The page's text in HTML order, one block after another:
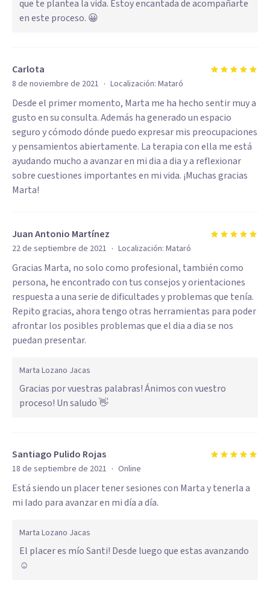
que te plantea la vida. Estoy encantada de acompañarte
en este proceso. 😀
Carlota
8 de noviembre de 2021 · Localización: Mataró
Desde el primer momento, Marta me ha hecho sentir muy a
gusto en su consulta. Además ha generado un espacio
seguro y cómodo dónde puedo expresar mis preocupaciones
y pensamientos abiertamente. La terapia con ella me está
ayudando mucho a avanzar en mi dia a dia y a reflexionar
sobre cuestiones importantes en mi vida. ¡Muchas gracias
Marta!
Juan Antonio Martínez
22 de septiembre de 2021 · Localización: Mataró
Gracias Marta, no solo como profesional, también como
persona, he encontrado con tus consejos y orientaciones
respuesta a una serie de dificultades y problemas que tenía.
Repito gracias, ahora tengo otras herramientas para poder
afrontar los posibles problemas que el dia a dia se nos
puedan presentar.
Marta Lozano Jacas
Gracias por vuestras palabras! Ánimos con vuestro
proceso! Un saludo 👋
Santiago Pulido Rojas
18 de septiembre de 2021 · Online
Está siendo un placer tener sesiones con Marta y tenerla a
mi lado para avanzar en mi día a día.
Marta Lozano Jacas
El placer es mío Santi! Desde luego que estas avanzando
☺️